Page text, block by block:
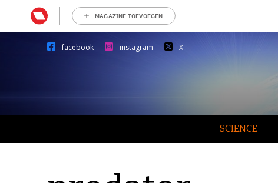
MAGAZINE TOEVOEGEN
facebook instagram X
SCIENCE